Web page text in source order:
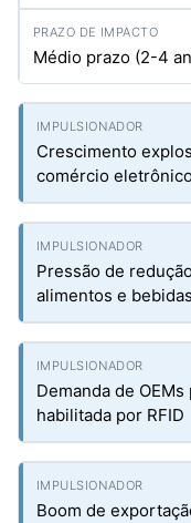
Médio prazo (2-4
Crescimento
comércio
Pressão de
alimentos e
Demanda de
habilitada por RFID
Boom de